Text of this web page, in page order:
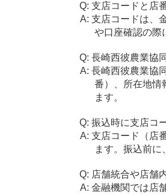
支店コードと店
支店コードは、
や口座確認の際
長崎西彼農業協
長崎西彼農業協
番）、所在地情
ます。
振込時に支店コ
支店コード（店
ます。振込前に
店舗統合や店舗
金融機関では店